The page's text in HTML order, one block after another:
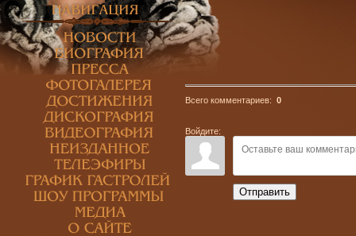
Всего комментариев: 0
Войдите:
Отправить